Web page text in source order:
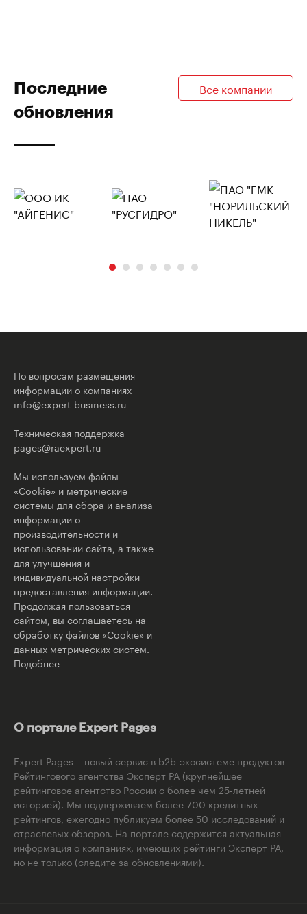
Последние
обновления
Все компании
По вопросам размещения
информации о компаниях
info@expert-business.ru
Техническая поддержка
pages@raexpert.ru
Мы используем файлы
«Cookie» и метрические
системы для сбора и анализа
информации о
производительности и
использовании сайта, а также
для улучшения и
индивидуальной настройки
предоставления информации.
Продолжая пользоваться
сайтом, вы соглашаетесь на
обработку файлов «Cookie» и
данных метрических систем.
Подобнее
О портале Expert Pages
Expert Pages – новый сервис в b2b-экосистеме продуктов
Рейтингового агентства Эксперт РА (крупнейшее
рейтинговое агентство России с более чем 25-летней
историей). Мы поддерживаем более 700 кредитных
рейтингов, ежегодно публикуем более 50 исследований и
отраслевых обзоров. На портале содержится актуальная
информация о компаниях, имеющих рейтинги Эксперт РА,
но не только (следите за обновлениями).